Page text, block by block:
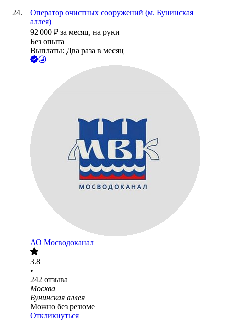
Оператор очистных сооружений (м. Бунинская
аллея)
92 000 ₽ за месяц, на руки
Без опыта
Выплаты: Два раза в месяц
АО Мосводоканал
3.8
•
242 отзыва
Москва
Бунинская аллея
Можно без резюме
Откликнуться